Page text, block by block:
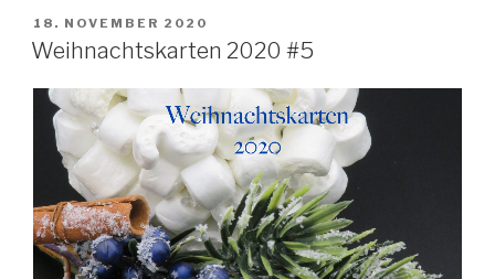
VERÖFFENTLICHT
AM
18. NOVEMBER 2020
Weihnachtskarten 2020 #5